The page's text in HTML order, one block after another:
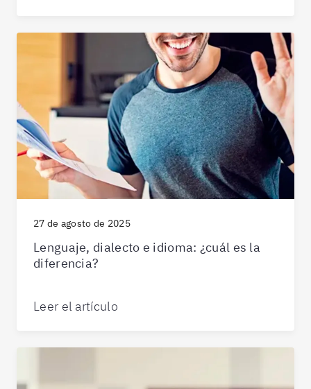
27 de agosto de 2025
Lenguaje, dialecto e idioma: ¿cuál es la
diferencia?
Leer el artículo